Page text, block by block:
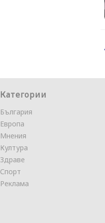
Категории
България
Европа
Мнения
Култура
Здраве
Спорт
Реклама